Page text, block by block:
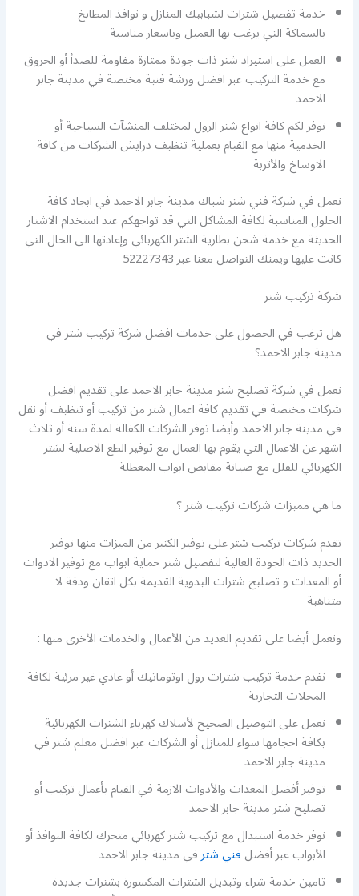
خدمة تفصيل شترات لشبابيك المنازل و نوافذ المطابخ
بالسماكة التي يرغب بها العميل وباسعار مناسبة
العمل على استيراد شتر ذات جودة ممتازة مقاومة للصدأ أو الحروق
مع خدمة التركيب عبر افضل ورشة فنية مختصة في مدينة جابر
الاحمد
نوفر لكم كافة انواع شتر الرول لمختلف المنشآت السياحية أو
الخدمية منها مع القيام بعملية تنظيف درايش الشركات من كافة
الاوساخ والأتربة
نعمل في شركة فني شتر شباك مدينة جابر الاحمد في ابجاد كافة
الحلول المناسبة لكافة المشاكل التي قد تواجهكم عند استخدام الاشتار
الحديثة مع خدمة شحن بطارية الشتر الكهربائي وإعادتها الى الحال التي
كانت عليها ويمنك التواصل معنا عبر 52227343
شركة تركيب شتر
هل ترغب في الحصول على خدمات افضل شركة تركيب شتر في
مدينة جابر الاحمد؟
نعمل في شركة تصليح شتر مدينة جابر الاحمد على تقديم افضل
شركات مختصة في تقديم كافة اعمال شتر من تركيب أو تنظيف أو نقل
في مدينة جابر الاحمد وأيضا توفر الشركات الكفالة لمدة سنة أو ثلاث
اشهر عن الاعمال التي يقوم بها العمال مع توفير الطع الاصلية لشتر
الكهربائي للفلل مع صيانة مقابض ابواب المعطلة
ما هي مميزات شركات تركيب شتر ؟
تقدم شركات تركيب شتر على توفير الكثير من الميزات منها توفير
الحديد ذات الجودة العالية لتفصيل شتر حماية ابواب مع توفير الادوات
أو المعدات و تصليح شترات اليدوية القديمة بكل اتقان ودقة لا
متناهية
ونعمل أيضا على تقديم العديد من الأعمال والخدمات الأخرى منها :
نقدم خدمة تركيب شترات رول اوتوماتيك أو عادي غير مرئية لكافة
المحلات التجارية
نعمل على التوصيل الصحيح لأسلاك كهرباء الشترات الكهربائية
بكافة احجامها سواء للمنازل أو الشركات عبر افضل معلم شتر في
مدينة جابر الاحمد
توفير أفضل المعدات والأدوات الازمة في القيام بأعمال تركيب أو
تصليح شتر مدينة جابر الاحمد
نوفر خدمة استبدال مع تركيب شتر كهربائي متحرك لكافة النوافذ أو
الأبواب عبر أفضلفني شترفي مدينة جابر الاحمد
تامين خدمة شراء وتبديل الشترات المكسورة بشترات جديدة